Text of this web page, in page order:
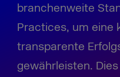
branchenweite
Practices, um eine
transparente
gewährleisten.